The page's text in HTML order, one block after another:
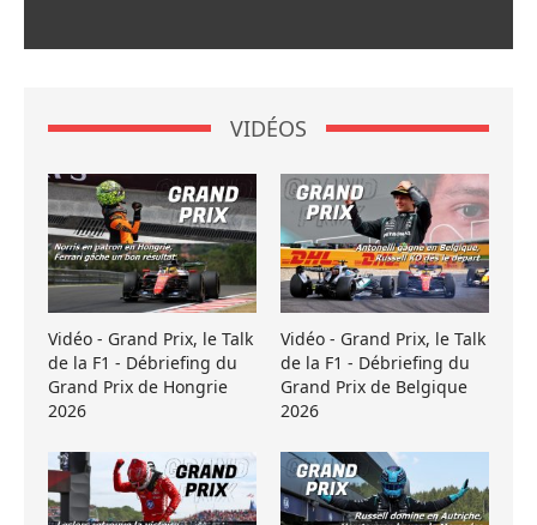
VIDÉOS
Vidéo - Grand Prix, le Talk
de la F1 - Débriefing du
Grand Prix de Hongrie
2026
Vidéo - Grand Prix, le Talk
de la F1 - Débriefing du
Grand Prix de Belgique
2026